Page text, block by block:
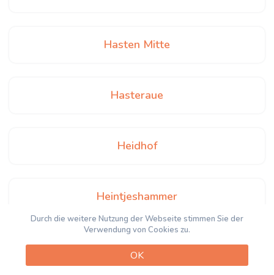
Hasten Mitte
Hasteraue
Heidhof
Heintjeshammer
Henkelshammer
Durch die weitere Nutzung der Webseite stimmen Sie der
Verwendung von Cookies zu.
OK